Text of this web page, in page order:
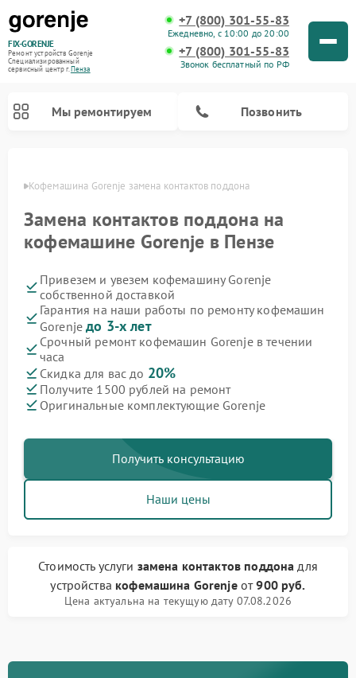
FIX-GORENJE
Ремонт устройств Gorenje
Специализированный
cервисный центр г.Пенза
+7 (800) 301-55-83
Ежедневно, с 10:00 до 20:00
+7 (800) 301-55-83
Звонок бесплатный по РФ
Мы ремонтируем Позвонить
Кофемашина Gorenje замена контактов поддона
Замена контактов поддона на
кофемашине Gorenje в Пензе
Привезем и увезем кофемашину Gorenje
собственной доставкой
Гарантия на наши работы по ремонту кофемашин
Gorenjeдо 3-х лет
Срочный ремонт кофемашин Gorenje в течении
часа
Скидка для вас до 20%
Получите 1500 рублей на ремонт
Оригинальные комплектующие Gorenje
Получить консультацию
Наши цены
Стоимость услуги замена контактов поддона для
устройства кофемашина Gorenjeот900 руб.
Цена актуальна на текущую дату 07.08.2026